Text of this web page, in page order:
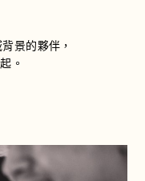
景的夥伴，
。